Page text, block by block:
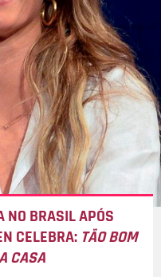
NO BRASIL APÓS
CELEBRA: TÃO BOM
CASA